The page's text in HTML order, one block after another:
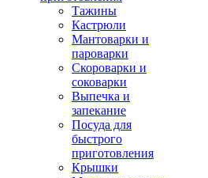
Тажины
Кастрюли
Мантоварки и
пароварки
Скороварки и
соковарки
Выпечка и
запекание
Посуда для
быстрого
приготовления
Крышки